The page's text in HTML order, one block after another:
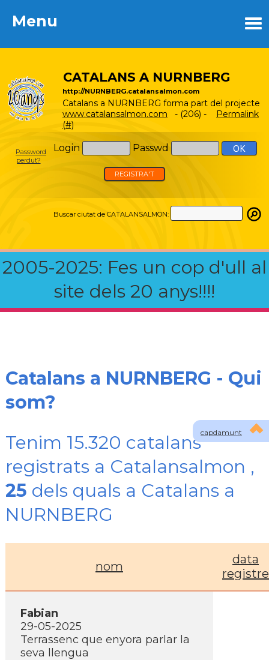
Menu
CATALANS A NURNBERG
http://NURNBERG.catalansalmon.com
Catalans a NURNBERG forma part del projecte
www.catalansalmon.com - (206) - Permalink
(#)
Login Passwd
Password
perdut?
REGISTRA'T
Buscar ciutat de CATALANSALMON:
2005-2025: Fes un cop d'ull al
site dels 20 anys!!!!
Menu
capdamunt
Catalans a NURNBERG - Qui
som?
Tenim 15.320 catalans
registrats a Catalansalmon ,
25 dels quals a Catalans a
NURNBERG
nom
data
registre
Fabian
29-05-2025
Terrassenc que enyora parlar la
seva llengua